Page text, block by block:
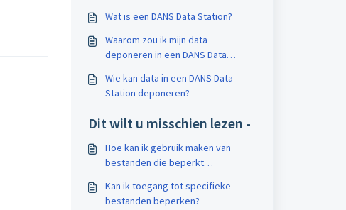
Wat is een DANS Data Station?
Waarom zou ik mijn data
deponeren in een DANS Data
Wie kan data in een DANS Data
Station deponeren?
Dit wilt u misschien lezen -
Hoe kan ik gebruik maken van
bestanden die beperkt
zijn?
Kan ik toegang tot specifieke
bestanden beperken?